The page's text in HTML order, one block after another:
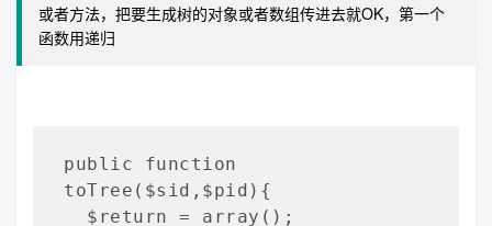
或者方法，把要生成树的对象或者数组传进去就OK，第一个
函数用递归
public function
toTree($sid,$pid){